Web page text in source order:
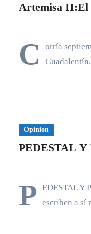
Artemisa II:El
C
orría
Opinion
PEDESTAL Y
P
EDESTAL Y
escriben a sí